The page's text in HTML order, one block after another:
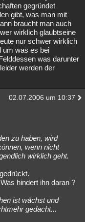
gegründet
gibt, was man mit
braucht man auch
wirklich glaubtseine
nur schwer wirklich
um was es bei
was darunter
werden der
02.07.2006 um 10:37
zu haben, wird
wenn nicht
wirklich geht.
hindert ihn daran ?
ist wächst und
gedacht...